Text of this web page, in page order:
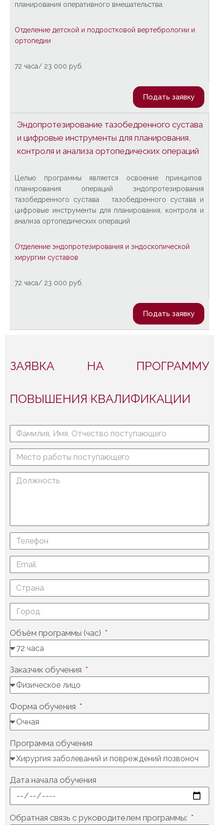
планирования оперативного вмешательства.
Отделение детской и подростковой вертебрологии и
ортопедии
72 часа/ 23 000 руб.
Подать заявку
Эндопротезирование тазобедренного сустава
и цифровые инструменты для планирования,
контроля и анализа ортопедических операций
Целью программы является освоение принципов
планирования операций эндопротезирования
тазобедренного сустава тазобедренного сустава и
цифровые инструменты для планирования, контроля и
анализа ортопедических операций
Отделение эндопротезирования и эндоскопической
хирургии суставов
72 часа/ 23 000 руб.
Подать заявку
ЗАЯВКА НА ПРОГРАММУ
ПОВЫШЕНИЯ КВАЛИФИКАЦИИ
Объём программы (час)
Заказчик обучения
Форма обучения
Программа обучения
Дата начала обучения
Обратная связь с руководителем программы: